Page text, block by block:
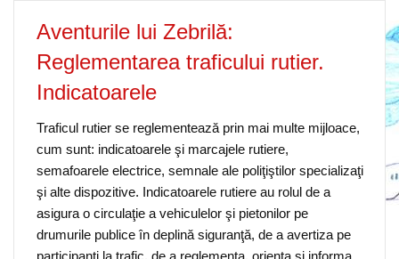
Aventurile lui Zebrilă:
Reglementarea traficului rutier.
Indicatoarele
Traficul rutier se reglementează prin mai multe mijloace,
cum sunt: indicatoarele şi marcajele rutiere,
semafoarele electrice, semnale ale poliţiştilor specializaţi
şi alte dispozitive. Indicatoarele rutiere au rolul de a
asigura o circulaţie a vehiculelor şi pietonilor pe
drumurile publice în deplină siguranţă, de a avertiza pe